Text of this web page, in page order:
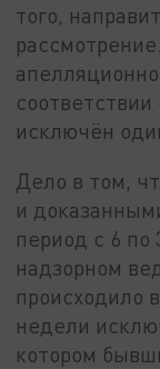
того,
исключён
Дело в том,
и
период с 6 по
надзорном
происходило
недели
котором